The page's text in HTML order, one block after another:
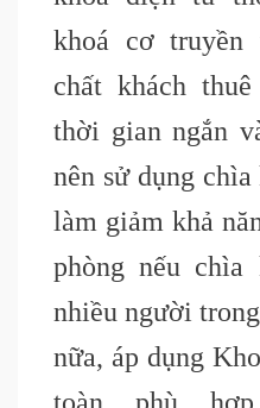
khoá cơ
chất khách
thời gian ngắn
nên sử dụng
làm giảm khả
phòng nếu
nhiều người
nữa, áp dụng